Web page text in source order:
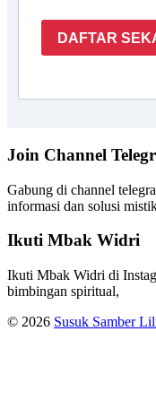
DAFTAR
Join Channel
Gabung di channel
informasi dan solusi
Ikuti Mbak Widri
Ikuti Mbak Widri di
bimbingan spiritual,
© 2026 Susuk Samber